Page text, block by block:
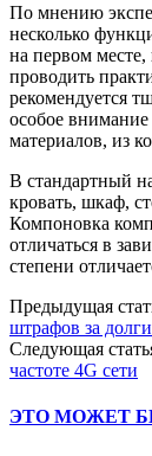
По мнению
несколько
на первом месте,
проводить
рекомендуется
особое внимание
материалов, из
В стандартный
кровать, шкаф,
Компоновка
отличаться в
степени
Предыдущая
штрафов за
Следующая
частоте 4G сети
ЭТО МОЖЕТ